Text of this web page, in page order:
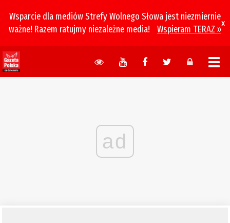
Wsparcie dla mediów Strefy Wolnego Słowa jest niezmiernie
ważne! Razem ratujmy niezależne media!
Wspieram TERAZ »
x
ad